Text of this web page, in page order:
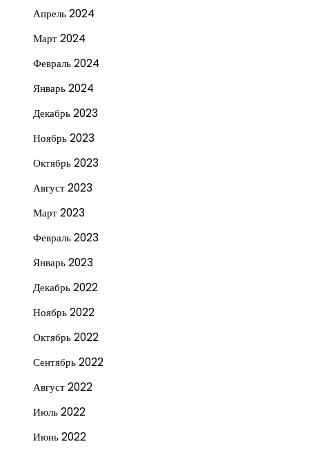
Апрель 2024
Март 2024
Февраль 2024
Январь 2024
Декабрь 2023
Ноябрь 2023
Октябрь 2023
Август 2023
Март 2023
Февраль 2023
Январь 2023
Декабрь 2022
Ноябрь 2022
Октябрь 2022
Сентябрь 2022
Август 2022
Июль 2022
Июнь 2022